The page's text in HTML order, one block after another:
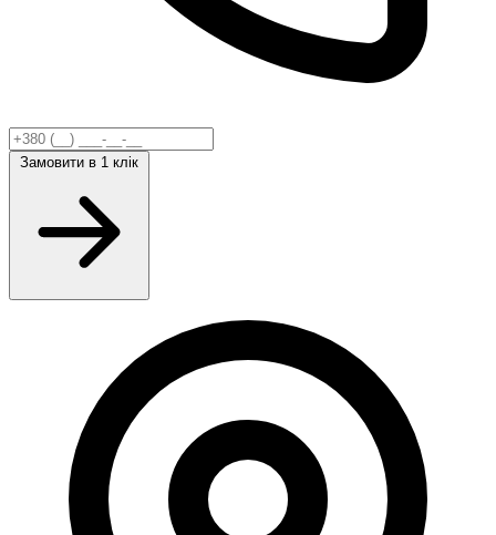
Замовити в 1 клік